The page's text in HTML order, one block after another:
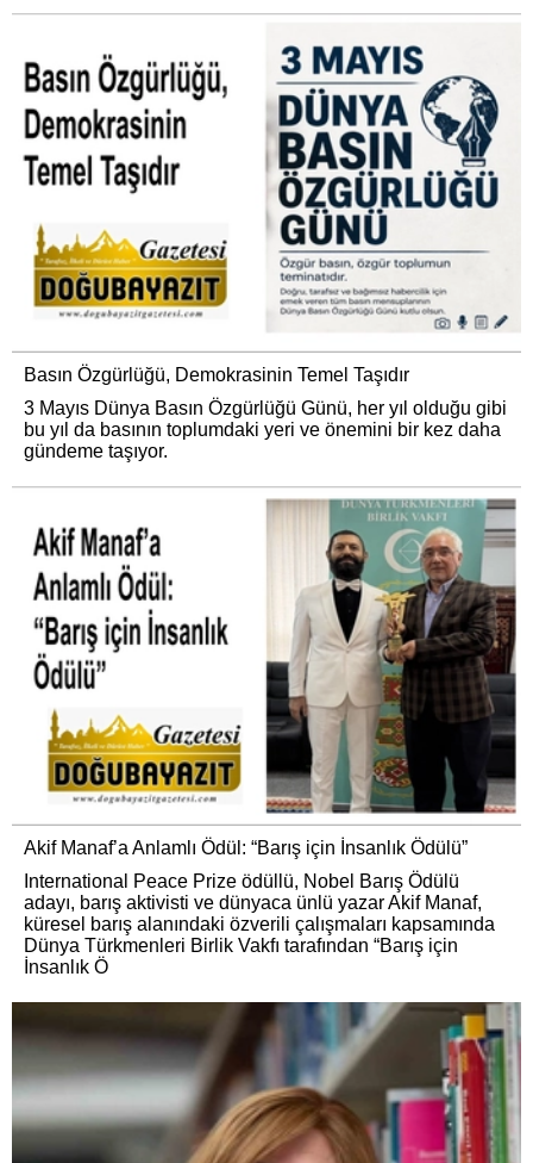
Basın Özgürlüğü, Demokrasinin Temel Taşıdır
3 Mayıs Dünya Basın Özgürlüğü Günü, her yıl olduğu gibi
bu yıl da basının toplumdaki yeri ve önemini bir kez daha
gündeme taşıyor.
Akif Manaf’a Anlamlı Ödül: “Barış için İnsanlık Ödülü”
International Peace Prize ödüllü, Nobel Barış Ödülü
adayı, barış aktivisti ve dünyaca ünlü yazar Akif Manaf,
küresel barış alanındaki özverili çalışmaları kapsamında
Dünya Türkmenleri Birlik Vakfı tarafından “Barış için
İnsanlık Ö